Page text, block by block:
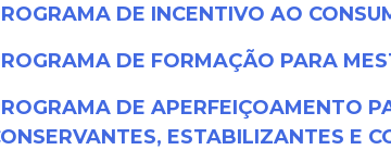
DE INCENTIVO AO
DE FORMAÇÃO PARA
DE APERFEIÇOAMENTO
ESTABILIZANTES E